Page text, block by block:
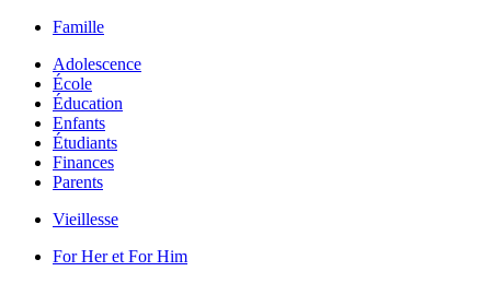
Famille
Adolescence
École
Éducation
Enfants
Étudiants
Finances
Parents
Vieillesse
For Her et For Him